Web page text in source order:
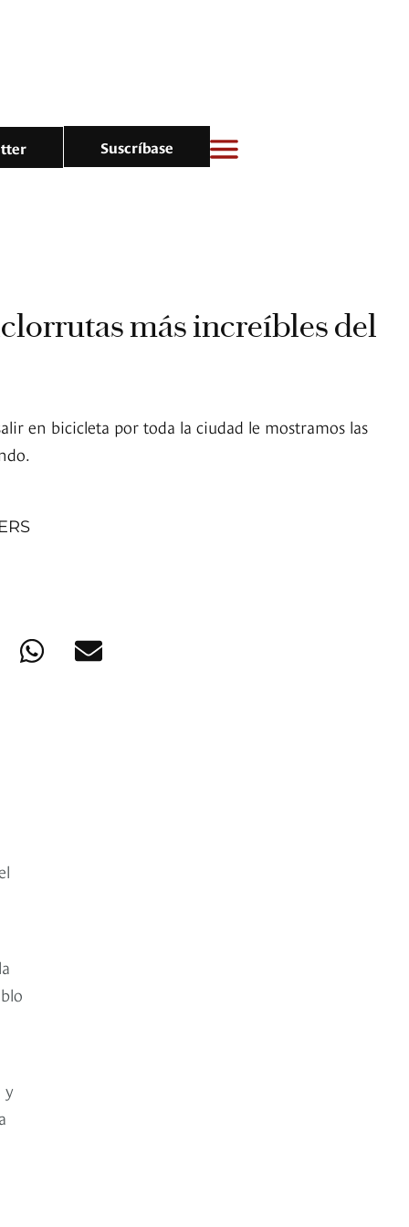
Suscríbase
más increíbles del
en bicicleta por toda la ciudad le mostramos las
y